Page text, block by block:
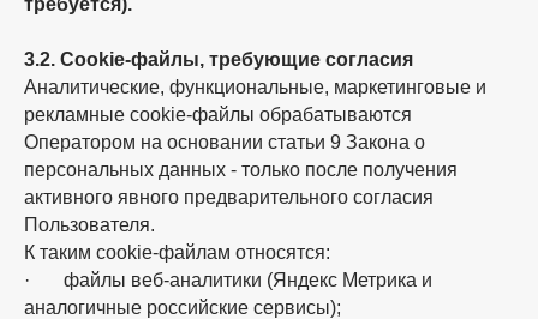
требуется).
3.2. Cookie-файлы, требующие согласия
Аналитические, функциональные, маркетинговые и
рекламные cookie-файлы обрабатываются
Оператором на основании статьи 9 Закона о
персональных данных - только после получения
активного явного предварительного согласия
Пользователя.
К таким cookie-файлам относятся:
· файлы веб-аналитики (Яндекс Метрика и
аналогичные российские сервисы);